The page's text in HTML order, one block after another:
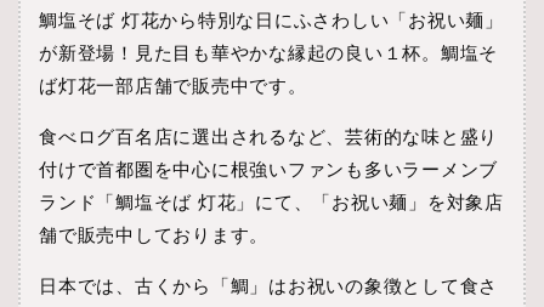
鯛塩そば 灯花から特別な日にふさわしい「お祝い麺」
が新登場！見た目も華やかな縁起の良い１杯。鯛塩そ
ば灯花一部店舗で販売中です。
食べログ百名店に選出されるなど、芸術的な味と盛り
付けで首都圏を中心に根強いファンも多いラーメンブ
ランド「鯛塩そば 灯花」にて、「お祝い麺」を対象店
舗で販売中しております。
日本では、古くから「鯛」はお祝いの象徴として食さ